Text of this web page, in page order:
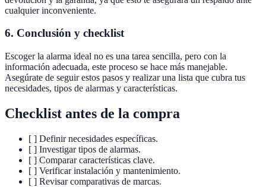
cualquier inconveniente.
6. Conclusión y checklist
Escoger la alarma ideal no es una tarea sencilla, pero con la
información adecuada, este proceso se hace más manejable.
Asegúrate de seguir estos pasos y realizar una lista que cubra tus
necesidades, tipos de alarmas y características.
Checklist antes de la compra
[ ] Definir necesidades específicas.
[ ] Investigar tipos de alarmas.
[ ] Comparar características clave.
[ ] Verificar instalación y mantenimiento.
[ ] Revisar comparativas de marcas.